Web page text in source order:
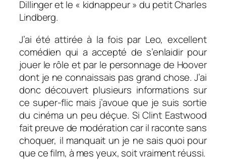
Dillinger et le « kidnappeur » du petit Charles
Lindberg.
J’ai été attirée à la fois par Leo, excellent
comédien qui a accepté de s’enlaidir pour
jouer le rôle et par le personnage de Hoover
dont je ne connaissais pas grand chose. J’ai
donc découvert plusieurs informations sur
ce super-flic mais j’avoue que je suis sortie
du cinéma un peu déçue. Si Clint Eastwood
fait preuve de modération car il raconte sans
choquer, il manquait un je ne sais quoi pour
que ce film, à mes yeux, soit vraiment réussi.